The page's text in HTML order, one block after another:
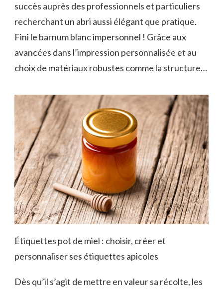
succès auprès des professionnels et particuliers
recherchant un abri aussi élégant que pratique.
Fini le barnum blanc impersonnel ! Grâce aux
avancées dans l’impression personnalisée et au
choix de matériaux robustes comme la structure…
Étiquettes pot de miel : choisir, créer et
personnaliser ses étiquettes apicoles
Dès qu’il s’agit de mettre en valeur sa récolte, les